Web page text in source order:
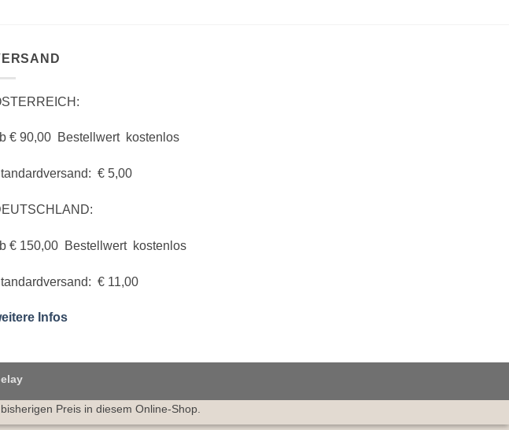
€ 90,00 Bestellwert kostenlos
€ 5,00
€ 150,00 Bestellwert kostenlos
€ 11,00
Infos
Preis in diesem Online-Shop.